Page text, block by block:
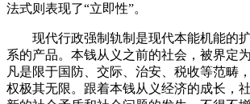
法式则表现了“立即性”。
现代行政强制轨制是现代本能机能的
系的产品。本钱从义之前的社会，被界定
凡是限于国防、交际、治安、税收等范畴
权极其无限。跟着本钱从义经济的成长，